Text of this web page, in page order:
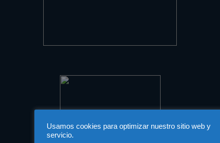
Usamos cookies para optimizar nuestro sitio web y
servicio.